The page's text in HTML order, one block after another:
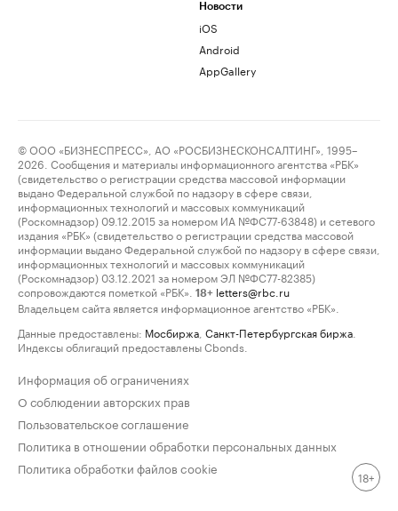
Новости
iOS
Android
AppGallery
© ООО «БИЗНЕСПРЕСС», АО «РОСБИЗНЕСКОНСАЛТИНГ», 1995–
2026. Сообщения и материалы информационного агентства «РБК»
(свидетельство о регистрации средства массовой информации
выдано Федеральной службой по надзору в сфере связи,
информационных технологий и массовых коммуникаций
(Роскомнадзор) 09.12.2015 за номером ИА №ФС77-63848) и сетевого
издания «РБК» (свидетельство о регистрации средства массовой
информации выдано Федеральной службой по надзору в сфере связи,
информационных технологий и массовых коммуникаций
(Роскомнадзор) 03.12.2021 за номером ЭЛ №ФС77-82385)
сопровождаются пометкой «РБК».
18+ letters@rbc.ru
Владельцем сайта является информационное агентство «РБК».
Данные предоставлены: Мосбиржа Санкт-Петербургская биржа
Индексы облигаций предоставлены Cbonds.
Информация об ограничениях
О соблюдении авторских прав
Пользовательское соглашение
Политика в отношении обработки персональных данных
Политика обработки файлов cookie
18+